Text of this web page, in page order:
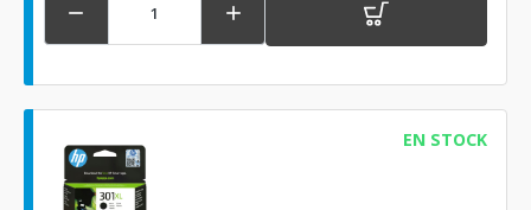
 
EN STOCK